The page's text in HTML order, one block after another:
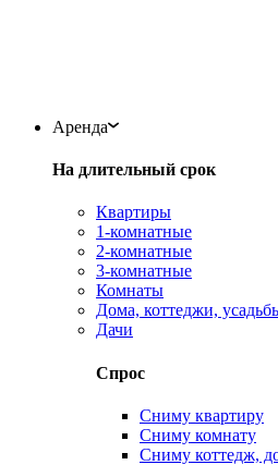
Аренда
На длительный срок
Квартиры
1-комнатные
2-комнатные
3-комнатные
Комнаты
Дома, коттеджи,
Дачи
Спрос
Сниму квартиру
Сниму комнату
Сниму коттедж,